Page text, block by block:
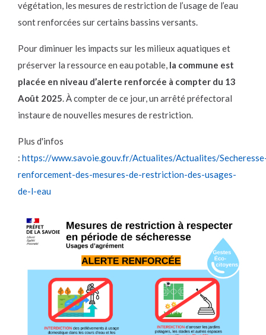
végétation, les mesures de restriction de l’usage de l’eau
sont renforcées sur certains bassins versants.
Pour diminuer les impacts sur les milieux aquatiques et
préserver la ressource en eau potable, la commune est
placée en niveau d’alerte renforcée à compter du 13
Août 2025. À compter de ce jour, un arrêté préfectoral
instaure de nouvelles mesures de restriction.
Plus d'infos
: https://www.savoie.gouv.fr/Actualites/Actualites/
renforcement-des-mesures-de-restriction-des-usages-
de-l-eau